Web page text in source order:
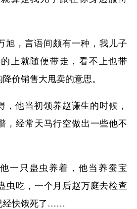
旭，言语间颇有一种，我儿子
上就随便带走，看不上也带
价销售大甩卖的意思。
，他当初领养赵谦生的时候，
，经常天马行空做出一些他不
一只蛊虫养着，他当养蚕宝
虫吃，一个月后赵万庭去检查
经快饿死了……